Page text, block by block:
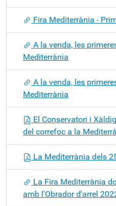
Fira Mediterrània -
A la venda, les
Mediterrània
A la venda, les
Mediterrània
El Conservatori i
del correfoc a la
La Mediterrània dels
La Fira Mediterrània
amb l'Obrador d'arrel